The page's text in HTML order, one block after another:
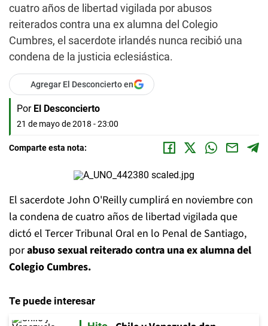
cuatro años de libertad vigilada por abusos
reiterados contra una ex alumna del Colegio
Cumbres, el sacerdote irlandés nunca recibió una
condena de la justicia eclesiástica.
Agregar El Desconcierto en
Por El Desconcierto
21 de mayo de 2018 - 23:00
Comparte esta nota:
El sacerdote John O'Reilly cumplirá en noviembre con
la condena de cuatro años de libertad vigilada que
dictó el Tercer Tribunal Oral en lo Penal de Santiago,
porabuso sexual reiterado contra una ex alumna del
Colegio Cumbres.
Te puede interesar